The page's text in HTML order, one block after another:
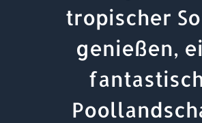
tropischer
genießen,